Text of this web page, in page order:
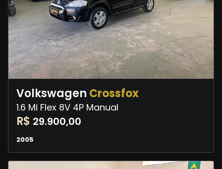
Volkswagen Crossfox
1.6 Mi Flex 8V 4P Manual
R$ 29.900,00
2005